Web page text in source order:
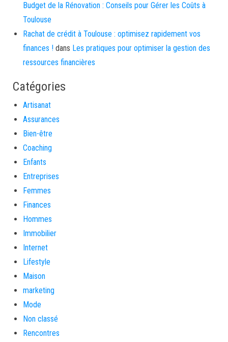
Budget de la Rénovation : Conseils pour Gérer les Coûts à
Toulouse
Rachat de crédit à Toulouse : optimisez rapidement vos
finances ! dans Les pratiques pour optimiser la gestion des
ressources financières
Catégories
Artisanat
Assurances
Bien-être
Coaching
Enfants
Entreprises
Femmes
Finances
Hommes
Immobilier
Internet
Lifestyle
Maison
marketing
Mode
Non classé
Rencontres